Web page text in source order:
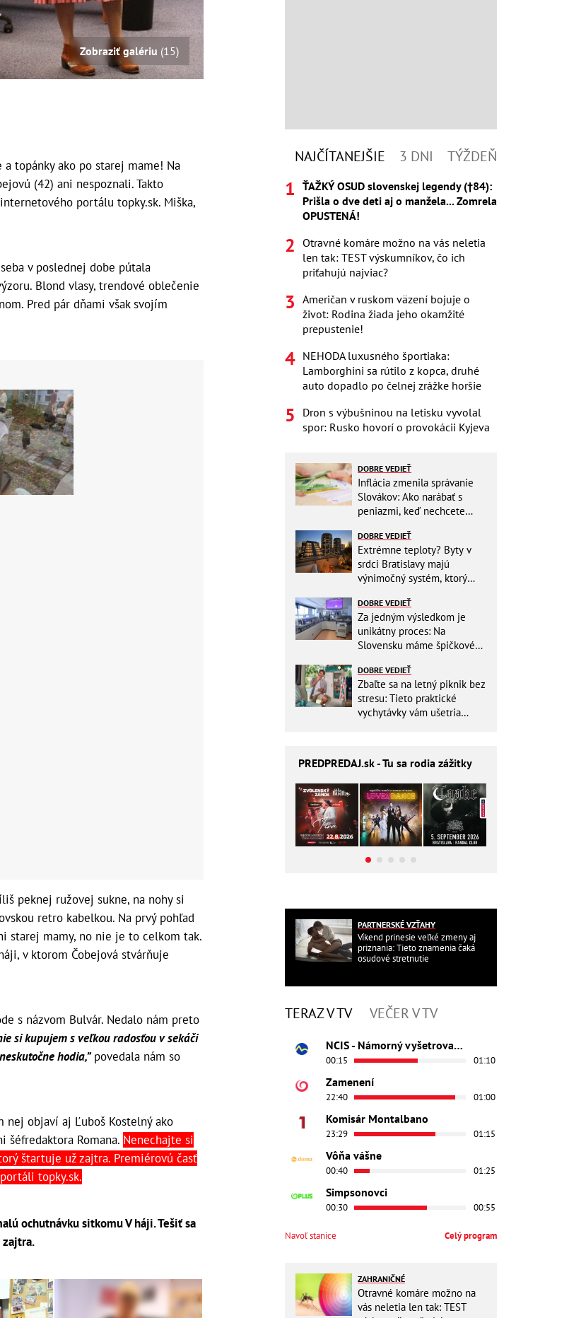
Zobraziť galériu (15)
a topánky ako po starej mame! Na
(42) ani nespoznali. Takto
portálu topky.sk. Miška,
v poslednej dobe pútala
Blond vlasy, trendové oblečenie
Pred pár dňami však svojím
peknej ružovej sukne, na nohy si
retro kabelkou. Na prvý pohľad
starej mamy, no nie je to celkom tak.
v ktorom Čobejová stvárňuje
s názvom Bulvár. Nedalo nám preto
si kupujem s veľkou radosťou v sekáči
hodia,”povedala nám so
nej objaví aj Ľuboš Kostelný ako
šéfredaktora Romana. Nenechajte si
štartuje už zajtra. Premiérovú časť
topky.sk.
ochutnávku sitkomu V háji. Tešiť sa
zajtra.
NAJČÍTANEJŠIE 3 DNI TÝŽDEŇ
ŤAŽKÝ OSUD slovenskej legendy (†84):
Prišla o dve deti aj o manžela... Zomrela
OPUSTENÁ!
Otravné komáre možno na vás neletia
len tak: TEST výskumníkov, čo ich
priťahujú najviac?
Američan v ruskom väzení bojuje o
život: Rodina žiada jeho okamžité
prepustenie!
NEHODA luxusného športiaka:
Lamborghini sa rútilo z kopca, druhé
auto dopadlo po čelnej zrážke horšie
Dron s výbušninou na letisku vyvolal
spor: Rusko hovorí o provokácii Kyjeva
DOBRE VEDIEŤ
Inflácia zmenila správanie
Slovákov: Ako narábať s
peniazmi, keď nechcete
DOBRE VEDIEŤ
Extrémne teploty? Byty v
srdci Bratislavy majú
výnimočný systém, ktorý
DOBRE VEDIEŤ
Za jedným výsledkom je
unikátny proces: Na
Slovensku máme špičkové
DOBRE VEDIEŤ
Zbaľte sa na letný piknik bez
stresu: Tieto praktické
vychytávky vám ušetria
PREDPREDAJ.sk - Tu sa rodia zážitky
PARTNERSKÉ VZŤAHY
Víkend prinesie veľké zmeny aj
priznania: Tieto znamenia čaká
osudové stretnutie
TERAZ V TV VEČER V TV
NCIS - Námorný vyšetrovací úrad
00:15 01:10
Zamenení
22:40 01:00
Komisár Montalbano
23:29 01:15
Vôňa vášne
00:40 01:25
Simpsonovci
00:30 00:55
Navoľ stanice Celý program
ZAHRANIČNÉ
Otravné komáre možno na
vás neletia len tak: TEST